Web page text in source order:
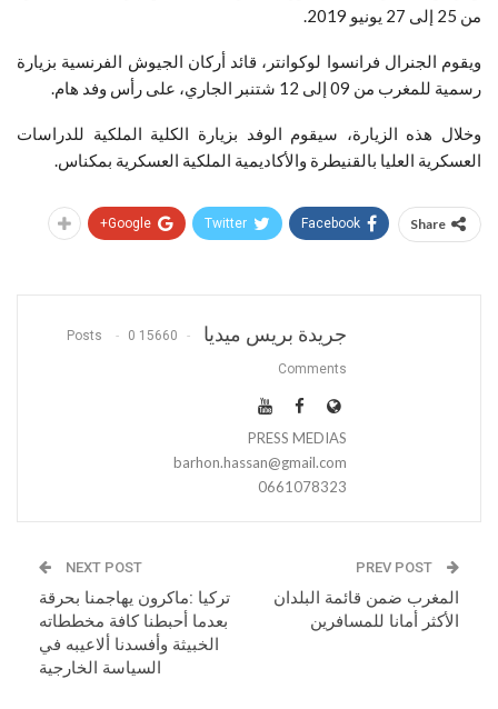
من 25 إلى 27 يونيو 2019.
ويقوم الجنرال فرانسوا لوكوانتر، قائد أركان الجيوش الفرنسية بزيارة
رسمية للمغرب من 09 إلى 12 شتنبر الجاري، على رأس وفد هام.
وخلال هذه الزيارة، سيقوم الوفد بزيارة الكلية الملكية للدراسات
العسكرية العليا بالقنيطرة والأكاديمية الملكية العسكرية بمكناس.
Share
Facebook
Twitter
Google+
جريدة بريس ميديا 15660 Posts
0
Comments
PRESS MEDIAS
barhon.hassan@gmail.com
0661078323
المغرب ضمن قائمة البلدان
الأكثر أمانا للمسافرين
NEXT POST
تركيا :ماكرون يهاجمنا بحرقة
بعدما أحبطنا كافة مخططاته
الخبيثة وأفسدنا ألاعيبه في
السياسة الخارجية